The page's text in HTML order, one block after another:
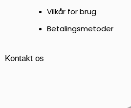
Vilkår for brug
Betalingsmetoder
Kontakt os